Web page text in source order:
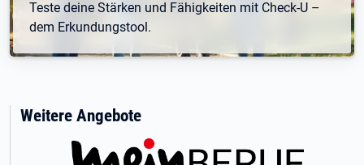
Teste deine Stärken und Fähigkeiten mit Check-U –
dem Erkundungstool.
Weitere Angebote